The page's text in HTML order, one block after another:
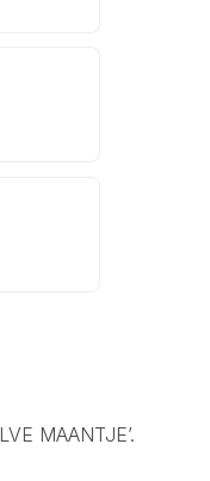
MAANTJE’.